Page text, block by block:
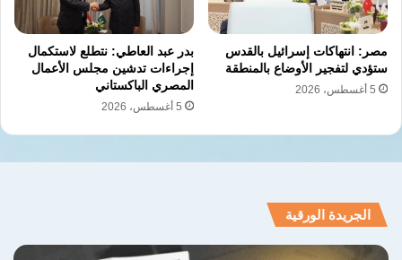
ورجال الأعمال في بناء مشروعات تعاون اقتصادي
وتنموي أكثر فاعلية خلال المرحلة المقبلة.
نسخ الرابط
مصر: انتهاكات إسرائيل بالقدس
ستؤدي لتفجير الأوضاع بالمنطقة
5 أغسطس، 2026
بدر عبد العاطي: نتطلع لاستكمال
إجراءات تدشين مجلس الأعمال
المصري الباكستاني
5 أغسطس، 2026
الجريدة الورقية